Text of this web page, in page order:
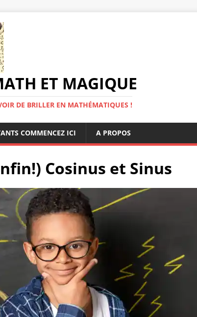
ET MAGIQUE
DE BRILLER EN MATHÉMATIQUES !
COMMENCEZ ICI A PROPOS
Cosinus et Sinus